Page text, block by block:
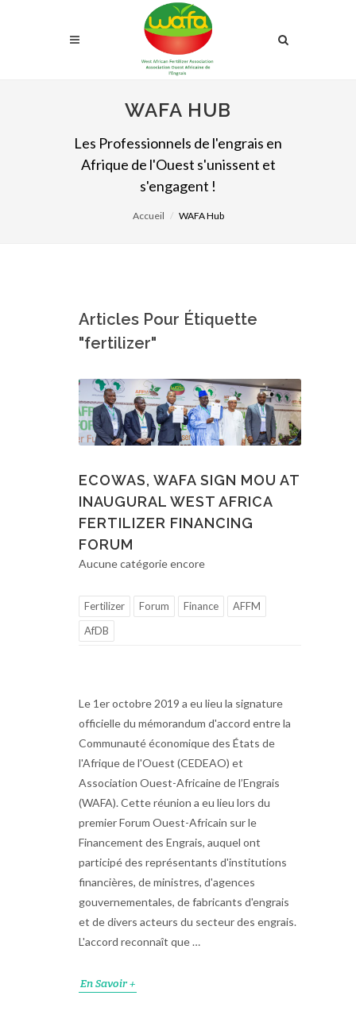
WAFA HUB
Les Professionnels de l'engrais en
Afrique de l'Ouest s'unissent et
s'engagent !
Accueil WAFA Hub
Articles Pour Étiquette
"fertilizer"
ECOWAS, WAFA SIGN MOU AT
INAUGURAL WEST AFRICA
FERTILIZER FINANCING
FORUM
Aucune catégorie encore
Fertilizer Forum Finance
AFFM
AfDB
Le 1er octobre 2019 a eu lieu la signature
officielle du mémorandum d'accord entre la
Communauté économique des États de
l'Afrique de l'Ouest (CEDEAO) et
Association Ouest-Africaine de l’Engrais
(WAFA). Cette réunion a eu lieu lors du
premier Forum Ouest-Africain sur le
Financement des Engrais, auquel ont
participé des représentants d'institutions
financières, de ministres, d'agences
gouvernementales, de fabricants d'engrais
et de divers acteurs du secteur des engrais.
L'accord reconnaît que …
En Savoir +